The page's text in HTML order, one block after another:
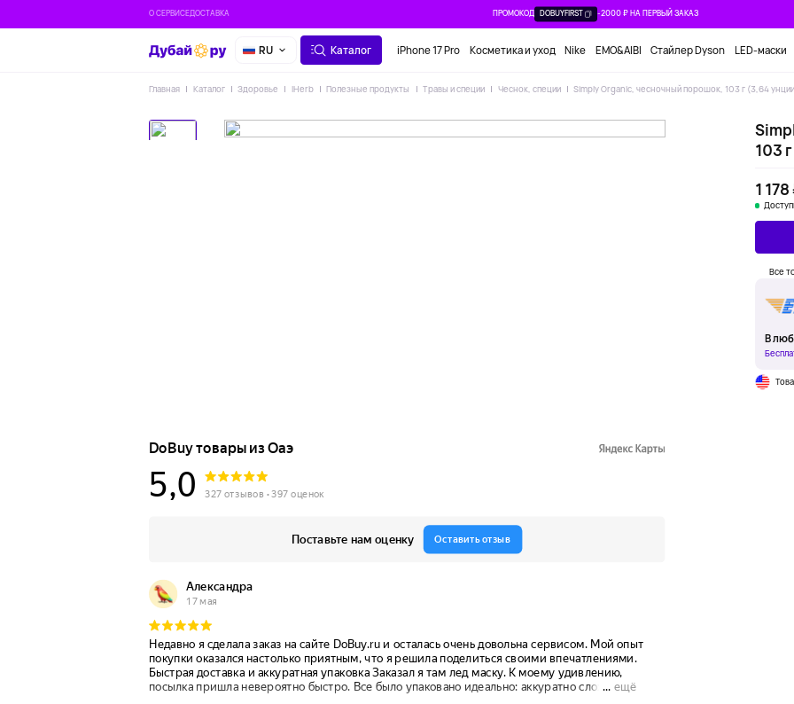
О СЕРВИСЕДОСТАВКА ПРОМОКОД DOBUYFIRST -2000 ₽ НА ПЕРВЫЙ ЗАКАЗ
RU Каталог iPhone 17 Pro Косметика и уход Nike EMO&AIBI Стайлер Dyson LED-маски
Главная Каталог Здоровье IHerb Полезные продукты Травы и специи Чеснок, специи Simply Organic, чесночный порошок, 103 г (3,64
103
1 178
Все
В